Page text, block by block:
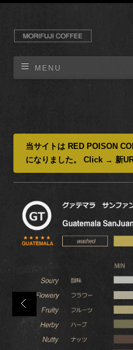
MENU
当サイトは RED POISON
になりました。 Click → 新